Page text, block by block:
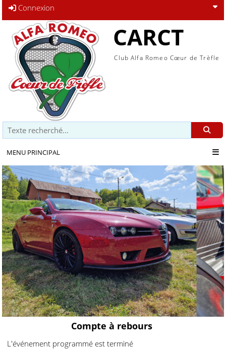
Connexion
CARCT
Club Alfa Romeo Cœur de Trèfle
Recherche
MENU PRINCIPAL
Compte à rebours
L'événement programmé est terminé